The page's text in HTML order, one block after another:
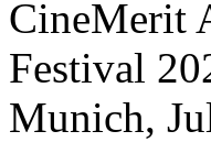
CineMerit
Festival
Munich,